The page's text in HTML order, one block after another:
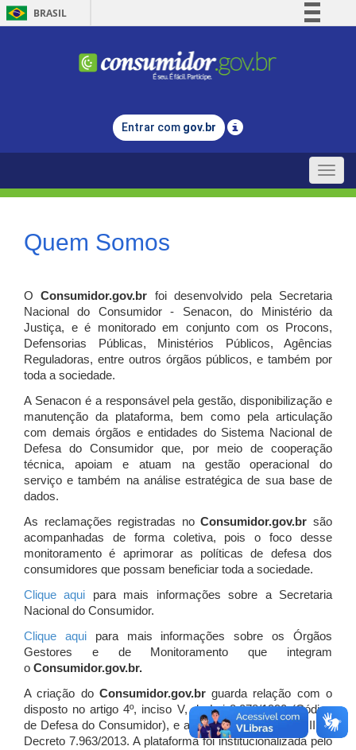
BRASIL
Comunica BR
Legislação
Entrar com gov.br
Toggle
Quem Somos
OConsumidor.gov.br
foi desenvolvido pela Secretaria
Nacional do Consumidor - Senacon, do Ministério da
Justiça, e é monitorado em conjunto com os Procons,
Defensorias Públicas, Ministérios Públicos, Agências
Reguladoras, entre outros órgãos públicos, e também por
toda a sociedade.
A Senacon é a responsável pela gestão, disponibilização e
manutenção da plataforma, bem como pela articulação
com demais órgãos e entidades do Sistema Nacional de
Defesa do Consumidor que, por meio de cooperação
técnica, apoiam e atuam na gestão operacional do
serviço e também na análise estratégica de sua base de
dados.
As reclamações registradas noConsumidor.gov.br são
acompanhadas de forma coletiva, pois o foco desse
monitoramento é aprimorar as políticas de defesa dos
consumidores que possam beneficiar toda a sociedade.
Clique aqui para mais informações sobre a Secretaria
Nacional do Consumidor.
Clique aquipara mais informações sobre os Órgãos
Gestores e de Monitoramento que integram
o Consumidor.gov.br.
A criação do Consumidor.gov.brguarda relação com o
disposto no artigo 4º, inciso V, da Lei 8.078/1990 (Código
de Defesa do Consumidor), e artigo 7º, incisos I, II e III do
Decreto 7.963/2013. A plataforma foi institucionalizada pelo